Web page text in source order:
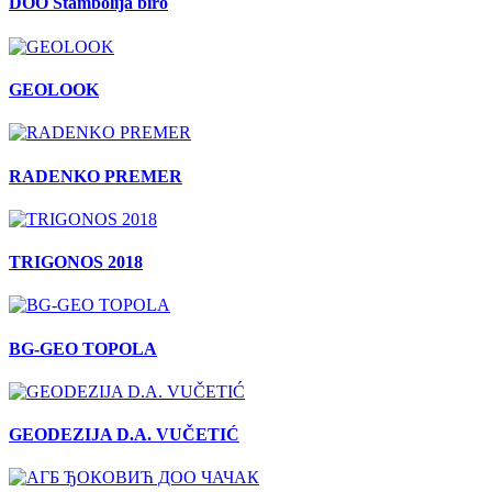
GEOLOOK
RADENKO PREMER
TRIGONOS 2018
BG-GEO TOPOLA
GEODEZIJA D.A. VUČETIĆ